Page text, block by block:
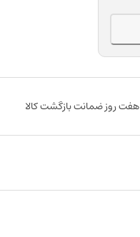
هفت روز ضمانت بازگشت کالا